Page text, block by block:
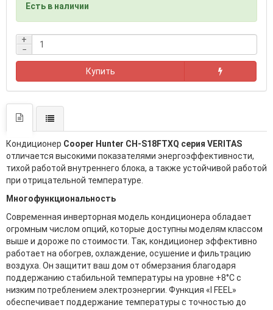
Есть в наличии
+
−
Купить
Кондиционер Cooper Hunter CH-S18FTXQ серия VERITAS
отличается высокими показателями энергоэффективности,
тихой работой внутреннего блока, а также устойчивой работой
при отрицательной температуре.
Многофункциональность
Современная инверторная модель кондиционера обладает
огромным числом опций, которые доступны моделям классом
выше и дороже по стоимости. Так, кондиционер эффективно
работает на обогрев, охлаждение, осушение и фильтрацию
воздуха. Он защитит ваш дом от обмерзания благодаря
поддержанию стабильной температуры на уровне +8°C с
низким потреблением электроэнергии. Функция «I FEEL»
обеспечивает поддержание температуры с точностью до